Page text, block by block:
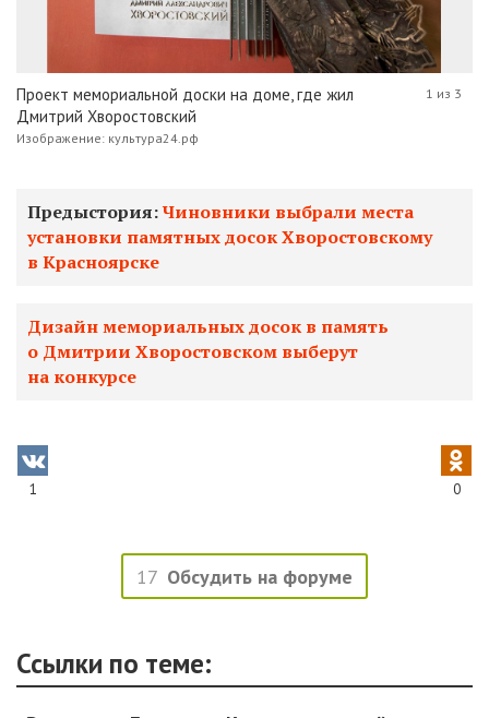
Проект мемориальной доски на доме, где жил
Дмитрий Хворостовский
Изображение: культура24.рф
1 из 3
Предыстория:Чиновники выбрали места
установки памятных досок Хворостовскому
в Красноярске
Дизайн мемориальных досок в память
о Дмитрии Хворостовском выберут
на конкурсе
1 0
17 Обсудить на форуме
Ссылки по теме: